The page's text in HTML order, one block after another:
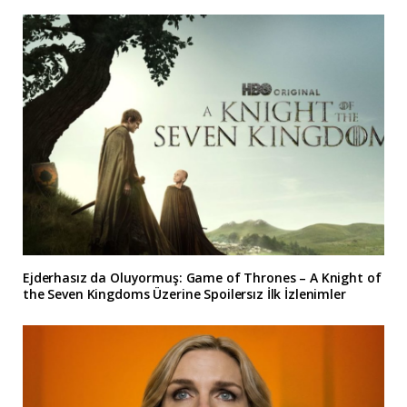
Ejderhasız da Oluyormuş: Game of Thrones – A Knight of
the Seven Kingdoms Üzerine Spoilersız İlk İzlenimler